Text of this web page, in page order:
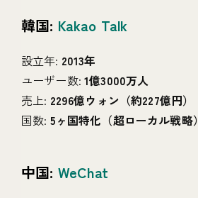
韓国: Kakao Talk
設立年: 2013年
ユーザー数:1億3000万人
売上: 2296億ウォン（約227億円）
国数: 5ヶ国特化（超ローカル戦略）
中国: WeChat